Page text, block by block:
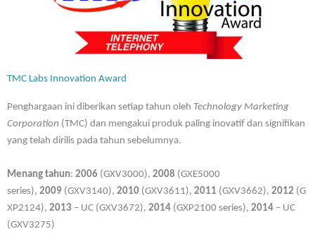
TMC Labs Innovation Award
Penghargaan ini diberikan setiap tahun oleh Technology Marketing
Corporation (TMC) dan mengakui produk paling inovatif dan signifikan
yang telah dirilis pada tahun sebelumnya.
Menang tahun: 2006 (GXV3000), 2008 (GXE5000
series), 2009 (GXV3140), 2010 (GXV3611), 2011 (GXV3662), 2012 (G
XP2124), 2013 – UC (GXV3672), 2014 (GXP2100 series), 2014 – UC
(GXV3275)